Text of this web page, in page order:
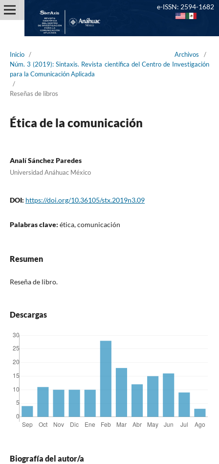
Inicio / Archivos
/
Núm. 3 (2019): Sintaxis. Revista científica del Centro de Investigación
para la Comunicación Aplicada
/
Reseñas de libros
Ética de la comunicación
Analí Sánchez Paredes
Universidad Anáhuac México
DOI: https://doi.org/10.36105/stx.2019n3.09
Palabras clave: ética, comunicación
Resumen
Reseña de libro.
Descargas
Biografía del autor/a
e-ISSN: 2594-1682